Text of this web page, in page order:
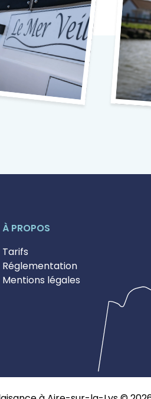
À PROPOS
Tarifs
Réglementation
Mentions légales